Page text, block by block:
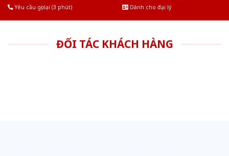
Yêu cầu gọi lại (3 phút)
Dành cho đại lý
ĐỐI TÁC KHÁCH HÀNG